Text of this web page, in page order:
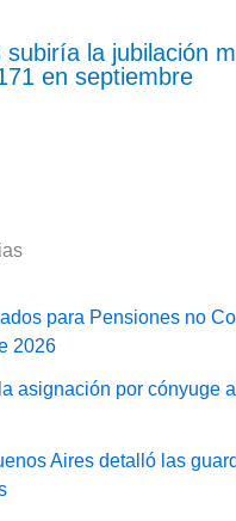
subiría la jubilación
en septiembre
para Pensiones no
2026
asignación por cónyuge
Aires detalló las